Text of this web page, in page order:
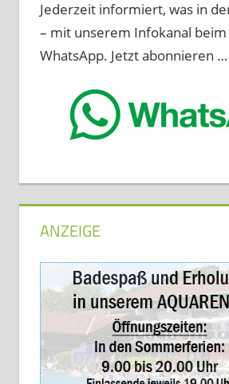
Jederzeit informiert, was in
– mit unserem Infokanal
WhatsApp. Jetzt abonnieren …
ANZEIGE